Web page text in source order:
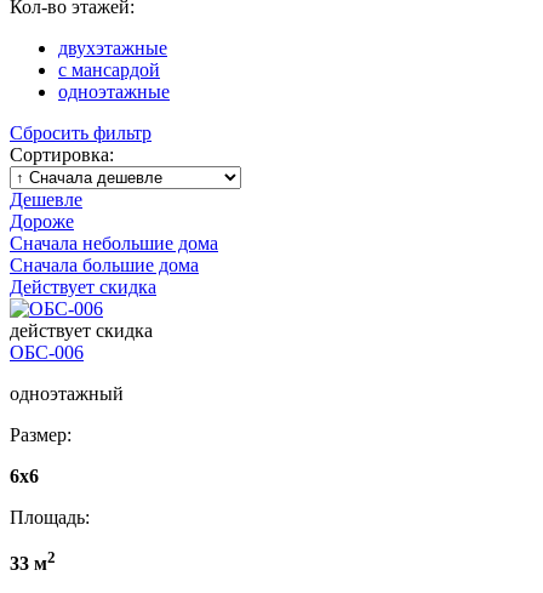
Кол-во этажей:
двухэтажные
с мансардой
одноэтажные
Сбросить фильтр
Сортировка:
Дешевле
Дороже
Сначала небольшие дома
Сначала большие дома
Действует скидка
действует скидка
ОБС-006
одноэтажный
Размер:
6х6
Площадь:
33 м2